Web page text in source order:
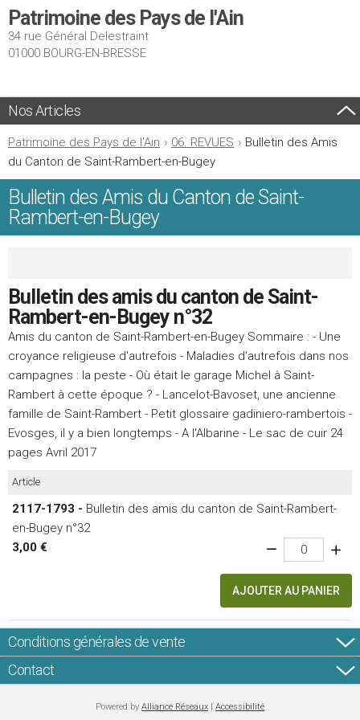
Patrimoine des Pays de l'Ain
34 rue Général Delestraint
01000 BOURG-EN-BRESSE
Nos Articles
Patrimoine des Pays de l'Ain › 06. REVUES › Bulletin des Amis
du Canton de Saint-Rambert-en-Bugey
Bulletin des Amis du Canton de Saint-
Rambert-en-Bugey
Bulletin des amis du canton de Saint-
Rambert-en-Bugey n°32
Amis du canton de Saint-Rambert-en-Bugey Sommaire : - Une
croyance religieuse d'autrefois - Maladies d'autrefois dans nos
campagnes : la peste - Où était le garage Michel à Saint-
Rambert à cette époque ? - Lancelot-Bavoset, une ancienne
famille de Saint-Rambert - Petit glossaire gadiniero-rambertois -
Evosges, il y a bien longtemps - A l'Albarine - Le sac de cuir 24
pages Avril 2017
Article
2117-1793 - Bulletin des amis du canton de Saint-Rambert-
en-Bugey n°32
3,00 €
AJOUTER AU PANIER
Conditions générales de vente
Contact
Powered by Alliance Réseaux | Accessibilité